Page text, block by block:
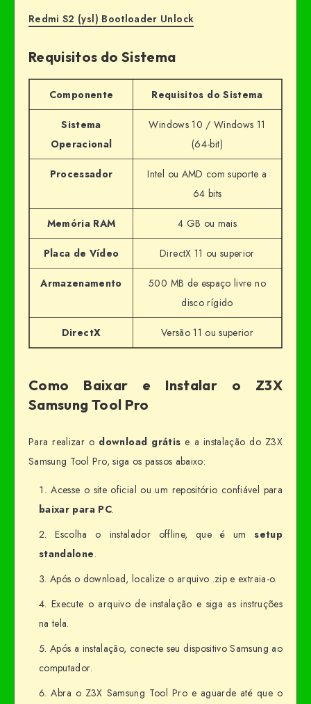
Redmi S2 (ysl) Bootloader Unlock
Requisitos do Sistema
Componente Requisitos do Sistema
Sistema
Operacional
Windows 10 / Windows 11
(64-bit)
Processador
Intel ou AMD com suporte a
64 bits
Memória RAM 4 GB ou mais
Placa de Vídeo DirectX 11 ou superior
Armazenamento
500 MB de espaço livre no
disco rígido
DirectX Versão 11 ou superior
Como Baixar e Instalar o Z3X
Samsung Tool Pro
Para realizar o download grátis e a instalação do Z3X
Samsung Tool Pro, siga os passos abaixo:
Acesse o site oficial ou um repositório confiável para
baixar para PC.
Escolha o instalador offline, que é umsetup
standalone.
Após o download, localize o arquivo .zip e extraia-o.
Execute o arquivo de instalação e siga as instruções
na tela.
Após a instalação, conecte seu dispositivo Samsung ao
computador.
Abra o Z3X Samsung Tool Pro e aguarde até que o